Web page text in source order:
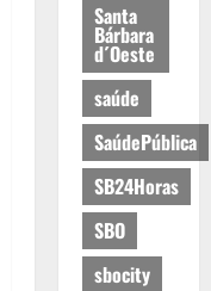
Santa
Bárbara
d´Oeste
saúde
SaúdePública
SB24Horas
SBO
sbocity